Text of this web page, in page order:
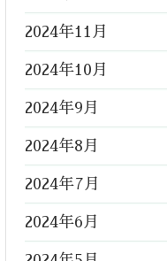
2024年11月
2024年10月
2024年9月
2024年8月
2024年7月
2024年6月